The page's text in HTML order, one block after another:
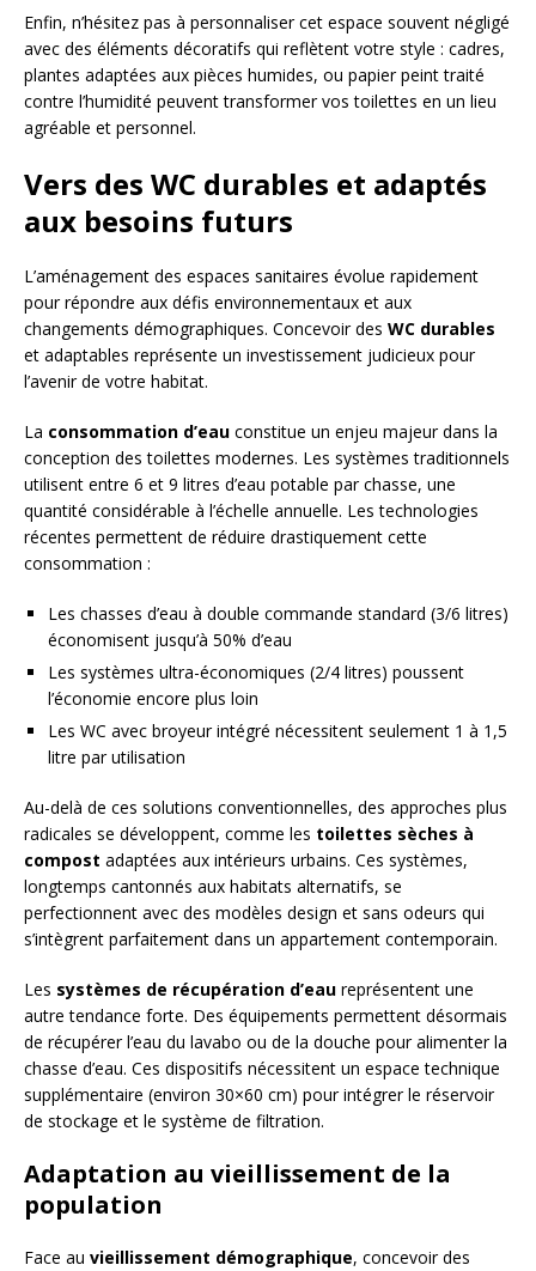
Enfin, n’hésitez pas à personnaliser cet espace souvent négligé
avec des éléments décoratifs qui reflètent votre style : cadres,
plantes adaptées aux pièces humides, ou papier peint traité
contre l’humidité peuvent transformer vos toilettes en un lieu
agréable et personnel.
Vers des WC durables et adaptés
aux besoins futurs
L’aménagement des espaces sanitaires évolue rapidement
pour répondre aux défis environnementaux et aux
changements démographiques. Concevoir des WC durables
et adaptables représente un investissement judicieux pour
l’avenir de votre habitat.
La consommation d’eau constitue un enjeu majeur dans la
conception des toilettes modernes. Les systèmes traditionnels
utilisent entre 6 et 9 litres d’eau potable par chasse, une
quantité considérable à l’échelle annuelle. Les technologies
récentes permettent de réduire drastiquement cette
consommation :
Les chasses d’eau à double commande standard (3/6 litres)
économisent jusqu’à 50% d’eau
Les systèmes ultra-économiques (2/4 litres) poussent
l’économie encore plus loin
Les WC avec broyeur intégré nécessitent seulement 1 à 1,5
litre par utilisation
Au-delà de ces solutions conventionnelles, des approches plus
radicales se développent, comme les toilettes sèches à
compost adaptées aux intérieurs urbains. Ces systèmes,
longtemps cantonnés aux habitats alternatifs, se
perfectionnent avec des modèles design et sans odeurs qui
s’intègrent parfaitement dans un appartement contemporain.
Les systèmes de récupération d’eau représentent une
autre tendance forte. Des équipements permettent désormais
de récupérer l’eau du lavabo ou de la douche pour alimenter la
chasse d’eau. Ces dispositifs nécessitent un espace technique
supplémentaire (environ 30×60 cm) pour intégrer le réservoir
de stockage et le système de filtration.
Adaptation au vieillissement de la
population
Face au vieillissement démographique, concevoir des